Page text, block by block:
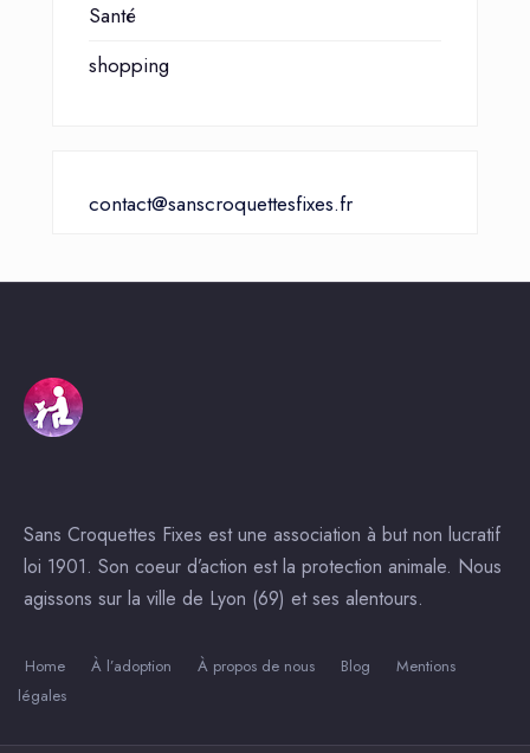
Santé
shopping
contact@sanscroquettesfixes.fr
Sans Croquettes Fixes est une association à but non lucratif
loi 1901. Son coeur d’action est la protection animale. Nous
agissons sur la ville de Lyon (69) et ses alentours.
Home À l’adoption À propos de nous Blog
Mentions
légales